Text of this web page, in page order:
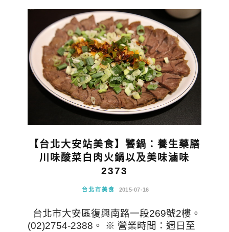
【台北大安站美食】饕鍋：養生藥膳
川味酸菜白肉火鍋以及美味滷味
2373
台北市美食 2015-07-16
台北市大安區復興南路一段269號2樓。
(02)2754-2388。 ※ 營業時間：週日至